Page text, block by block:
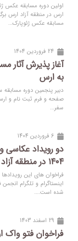
اولین دوره مسابقه عکس
ارس در منطقه آزاد ارس
مسابقه عکس ژئوپارک...
24 فروردین 1404
آغاز پذیرش آثار
به ارس
دبیر پنجمین دوره مسابقه
صفحه و فرم ثبت نام و
سفر...
6 فروردین 1404
دو رویداد عکاسی
۱۴۰۴ در منطقه آزاد ارس
فراخوان های این
اینستاگرام و تلگرام
شده است....
29 اسفند 1403
فراخوان فتو